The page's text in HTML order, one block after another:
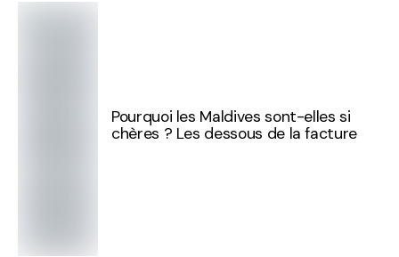
Pourquoi les Maldives sont-elles si
chères ? Les dessous de la facture